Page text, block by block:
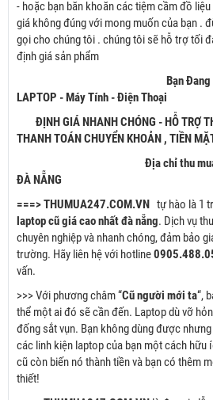
- hoặc bạn băn khoăn các tiệm cầm đồ
giá không đúng với mong muốn của bạn .
gọi cho chúng tôi . chúng tôi sẽ hỗ trợ tối
định giá sản phẩm
Bạn
LAPTOP - Máy Tính - Điện Thoại
ĐỊNH GIÁ NHANH CHÓNG - HỖ TRỢ
THANH TOÁN CHUYỂN KHOẢN , TIỀN
Địa chỉ thu mua laptop
ĐÀ NẴNG
===> THUMUA247.COM.VN
tự hào là 1
laptop cũ giá cao nhất đà nẵng. Dịch vụ
chuyên nghiệp và nhanh chóng, đảm bảo
trường. Hãy liên hệ với hotline
vấn.
>>> Với phương châm “Cũ người mới ta“,
thể một ai đó sẽ cần đến. Laptop dù vỡ
đống sắt vụn. Bạn không dùng được
các linh kiện laptop của bạn một cách hữu
cũ còn biến nó thành tiền và bạn có thêm
thiết!